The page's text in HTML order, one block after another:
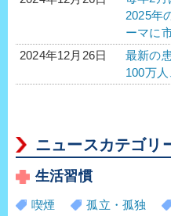
2025年
ーマに
2024年12月26日
最新の
100万
ニュースカテゴリ
生活習慣
喫煙 孤立・孤独